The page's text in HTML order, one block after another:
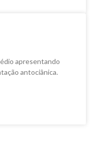
apresentando
antociânica.